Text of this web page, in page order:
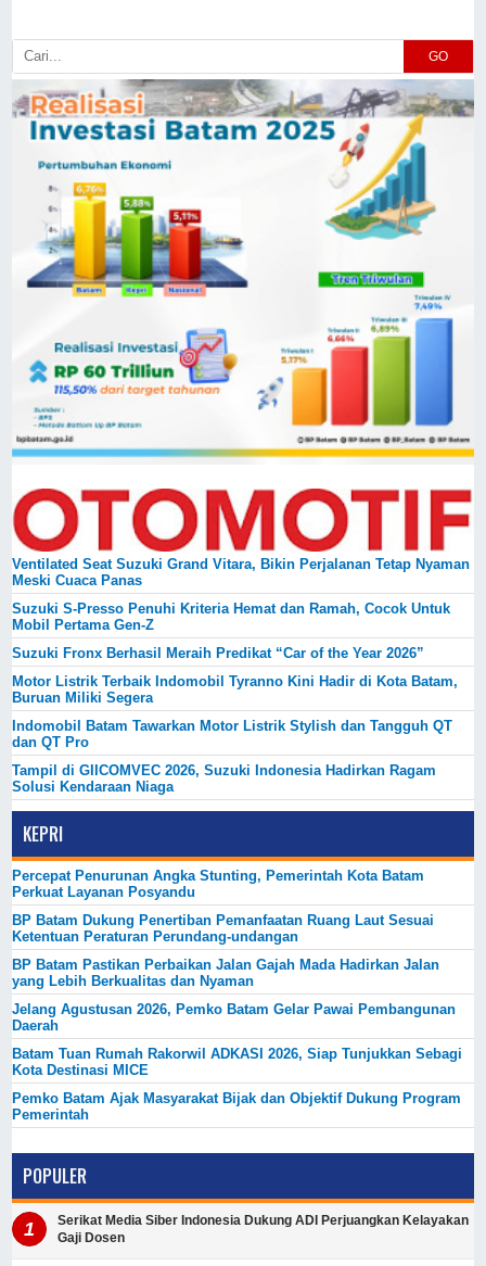
GO
Ventilated Seat Suzuki Grand Vitara, Bikin Perjalanan Tetap Nyaman
Meski Cuaca Panas
Suzuki S-Presso Penuhi Kriteria Hemat dan Ramah, Cocok Untuk
Mobil Pertama Gen-Z
Suzuki Fronx Berhasil Meraih Predikat “Car of the Year 2026”
Motor Listrik Terbaik Indomobil Tyranno Kini Hadir di Kota Batam,
Buruan Miliki Segera
Indomobil Batam Tawarkan Motor Listrik Stylish dan Tangguh QT
dan QT Pro
Tampil di GIICOMVEC 2026, Suzuki Indonesia Hadirkan Ragam
Solusi Kendaraan Niaga
KEPRI
Percepat Penurunan Angka Stunting, Pemerintah Kota Batam
Perkuat Layanan Posyandu
BP Batam Dukung Penertiban Pemanfaatan Ruang Laut Sesuai
Ketentuan Peraturan Perundang-undangan
BP Batam Pastikan Perbaikan Jalan Gajah Mada Hadirkan Jalan
yang Lebih Berkualitas dan Nyaman
Jelang Agustusan 2026, Pemko Batam Gelar Pawai Pembangunan
Daerah
Batam Tuan Rumah Rakorwil ADKASI 2026, Siap Tunjukkan Sebagi
Kota Destinasi MICE
Pemko Batam Ajak Masyarakat Bijak dan Objektif Dukung Program
Pemerintah
POPULER
Serikat Media Siber Indonesia Dukung ADI Perjuangkan Kelayakan
Gaji Dosen